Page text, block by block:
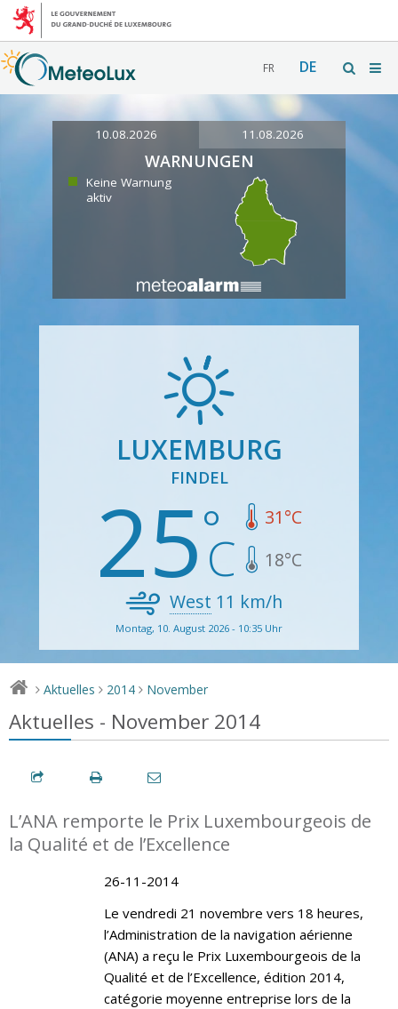
FR DE
10.08.2026 11.08.2026
WARNUNGEN
Keine Warnung
aktiv
LUXEMBURG
FINDEL
25 31°C
18°C
West 11 km/h
Montag, 10. August 2026 - 10:35 Uhr
> Aktuelles > 2014 > November
Aktuelles - November 2014
L’ANA remporte le Prix Luxembourgeois de
la Qualité et de l’Excellence
26-11-2014
Le vendredi 21 novembre vers 18 heures,
l’Administration de la navigation aérienne
(ANA) a reçu le Prix Luxembourgeois de la
Qualité et de l’Excellence, édition 2014,
catégorie moyenne entreprise lors de la